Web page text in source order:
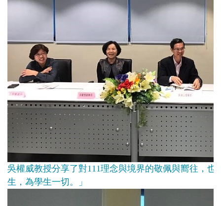
吳權威教授分享了對111理念與境界的敬佩與嚮往，
生，為學生一切。」